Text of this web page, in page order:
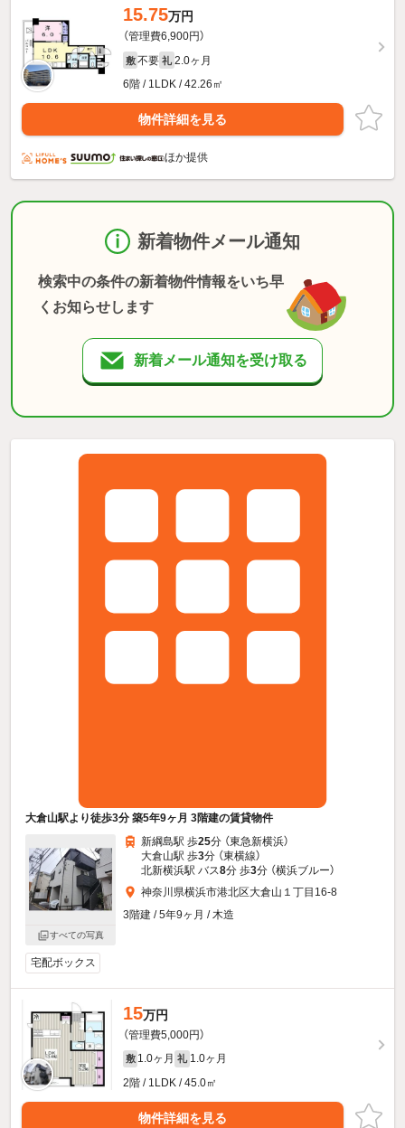
15.75万円
（管理費6,900円）
敷 不要 礼 2.0ヶ月
6階 / 1LDK / 42.26㎡
物件詳細を見る
ほか提供
新着物件メール通知
検索中の条件の新着物件情報をいち早
くお知らせします
新着メール通知を受け取る
大倉山駅より徒歩3分 築5年9ヶ月 3階建の賃貸物件
すべての写真
新綱島駅 歩25分 （東急新横浜）
大倉山駅 歩3分 （東横線）
北新横浜駅 バス8分 歩3分 （横浜ブルー）
神奈川県横浜市港北区大倉山１丁目16-8
3階建 / 5年9ヶ月 / 木造
宅配ボックス
15万円
（管理費5,000円）
敷 1.0ヶ月 礼 1.0ヶ月
2階 / 1LDK / 45.0㎡
物件詳細を見る